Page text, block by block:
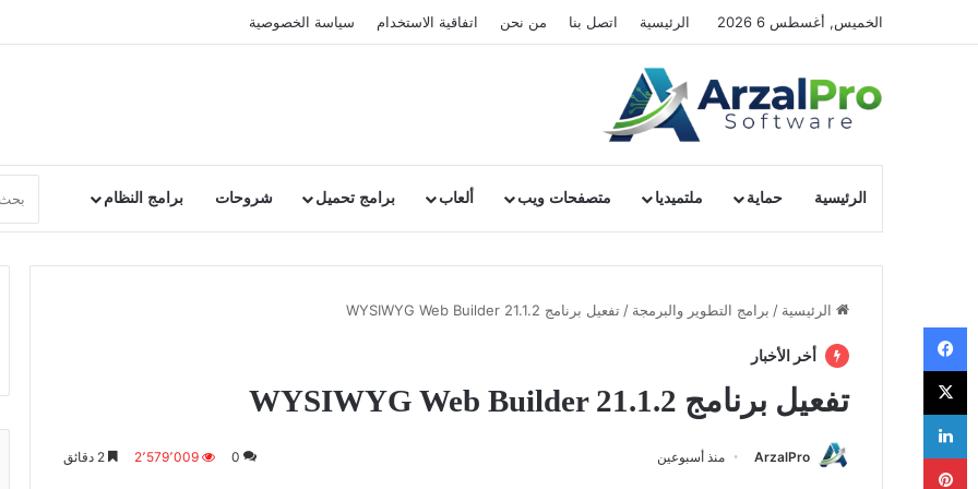
الخميس, أغسطس 6 2026 الرئيسية اتصل بنا من نحن اتفاقية الاستخدام سياسة الخصوصية
الرئيسية حماية ملتميديا متصفحات ويب ألعاب برامج تحميل شروحات برامج النظام
الرئيسية / برامج التطوير والبرمجة / تفعيل برنامج WYSIWYG Web Builder 21.1.2
أخر الأخبار
تفعيل برنامج WYSIWYG Web Builder 21.1.2
ArzalPro منذ أسبوعين 0 2٬579٬009
فيسبوك
‫X
لينكدإن
بينتيريست